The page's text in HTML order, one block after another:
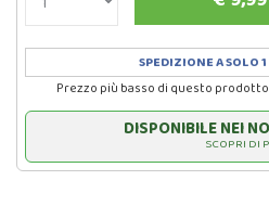
SPEDIZIONE A SOLO 1
Prezzo più basso di questo
DISPONIBILE NEI
SCOPRI DI